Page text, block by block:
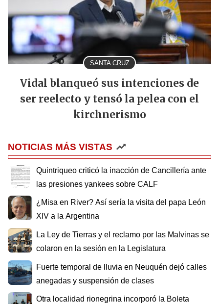
SANTA CRUZ
Vidal blanqueó sus intenciones de
ser reelecto y tensó la pelea con el
kirchnerismo
NOTICIAS MÁS VISTAS
Quintriqueo criticó la inacción de Cancillería ante
las presiones yankees sobre CALF
¿Misa en River? Así sería la visita del papa León
XIV a la Argentina
La Ley de Tierras y el reclamo por las Malvinas se
colaron en la sesión en la Legislatura
Fuerte temporal de lluvia en Neuquén dejó calles
anegadas y suspensión de clases
Otra localidad rionegrina incorporó la Boleta